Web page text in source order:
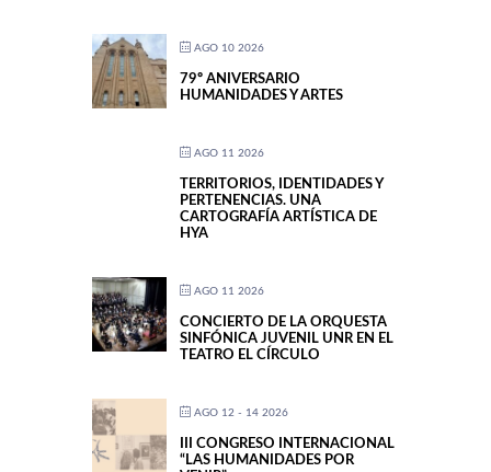
AGO 10 2026
79º ANIVERSARIO
HUMANIDADES Y ARTES
AGO 11 2026
TERRITORIOS, IDENTIDADES Y
PERTENENCIAS. UNA
CARTOGRAFÍA ARTÍSTICA DE
HYA
AGO 11 2026
CONCIERTO DE LA ORQUESTA
SINFÓNICA JUVENIL UNR EN EL
TEATRO EL CÍRCULO
AGO 12 - 14 2026
III CONGRESO INTERNACIONAL
“LAS HUMANIDADES POR